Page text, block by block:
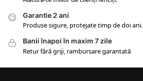
Garantie 2 ani
Produse sigure, protejate timp de doi ani.
Banii înapoi în maxim 7 zile
Retur fără griji, rambursare garantată